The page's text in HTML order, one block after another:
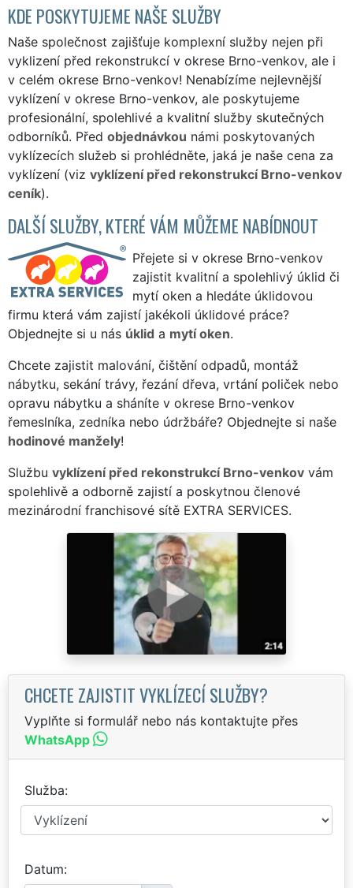
KDE POSKYTUJEME NAŠE SLUŽBY
Naše společnost zajišťuje komplexní služby nejen při
vyklizení před rekonstrukcí v okrese Brno-venkov, ale i
v celém okrese Brno-venkov! Nenabízíme nejlevnější
vyklízení v okrese Brno-venkov, ale poskytujeme
profesionální, spolehlivé a kvalitní služby skutečných
odborníků. Před objednávkou námi poskytovaných
vyklízecích služeb si prohlédněte, jaká je naše cena za
vyklízení (viz vyklízení před rekonstrukcí Brno-venkov
ceník).
DALŠÍ SLUŽBY, KTERÉ VÁM MŮŽEME NABÍDNOUT
Přejete si v okrese Brno-venkov
zajistit kvalitní a spolehlivý úklid či
mytí oken a hledáte úklidovou
firmu která vám zajistí jakékoli úklidové práce?
Objednejte si u nás úklid a mytí oken.
Chcete zajistit malování, čištění odpadů, montáž
nábytku, sekání trávy, řezání dřeva, vrtání poliček nebo
opravu nábytku a sháníte v okrese Brno-venkov
řemeslníka, zedníka nebo údržbáře? Objednejte si naše
hodinové manžely!
Službu vyklízení před rekonstrukcí Brno-venkov vám
spolehlivě a odborně zajistí a poskytnou členové
mezinárodní franchisové sítě EXTRA SERVICES.
CHCETE ZAJISTIT VYKLÍZECÍ SLUŽBY?
Vyplňte si formulář nebo nás kontaktujte přes
WhatsApp
Služba
Datum